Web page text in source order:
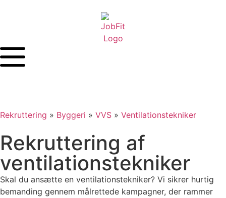
Rekruttering » Byggeri » VVS » Ventilationstekniker
Rekruttering af
ventilationstekniker
Skal du ansætte en ventilationstekniker? Vi sikrer hurtig
bemanding gennem målrettede kampagner, der rammer